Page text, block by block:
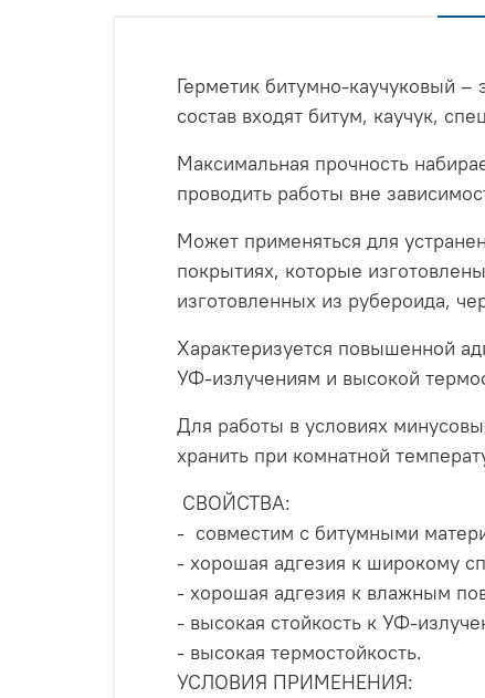
Герметик битумно-каучуковый
состав входят битум, каучук,
Максимальная прочность
проводить работы вне
Может применяться для
покрытиях, которые
изготовленных из рубероида,
Характеризуется повышенной
УФ-излучениям и высокой
Для работы в условиях
хранить при комнатной
СВОЙСТВА:
- совместим с битумными
- хорошая адгезия к широкому
- хорошая адгезия к влажным
- высокая стойкость к УФ-
- высокая термостойкость.
УСЛОВИЯ ПРИМЕНЕНИЯ: